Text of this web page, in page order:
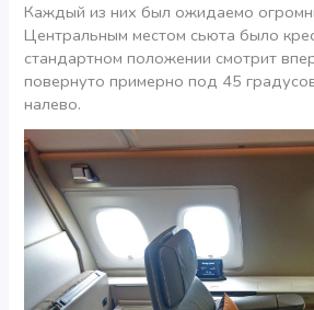
Каждый из них был ожидаемо
Центральным местом сьюта было
стандартном положении смотрит
повернуто примерно под 45
налево.